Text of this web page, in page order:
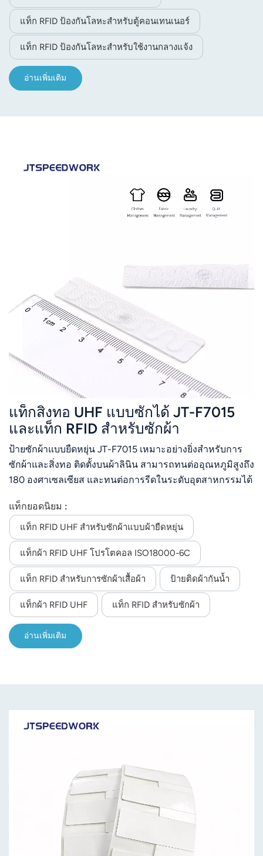
แท็ก RFID ป้องกันโลหะสำหรับตู้คอนเทนเนอร์
แท็ก RFID ป้องกันโลหะสำหรับใช้งานกลางแจ้ง
อ่านเพิ่มเติม
แท็กสิ่งทอ UHF แบบซักได้ JT-F7015
และแท็ก RFID สำหรับซักผ้า
ป้ายซักผ้าแบบยืดหยุ่น JT-F7015 เหมาะอย่างยิ่งสำหรับการ
ซักผ้าและสิ่งทอ ติดตั้งบนผ้าลินิน สามารถทนต่ออุณหภูมิสูงถึง
180 องศาเซลเซียส และทนต่อการรีดในระดับอุตสาหกรรมได้
สม่ำเสมอ และผ่านการทดสอบการเขียน EPC และภูมิภาค
ของผู้ใช้ก่อนออกจากโรงงานแล้ว ป้ายมีความน่าเชื่อถือและ
ประสิทธิภาพที่สม่ำเสมอเป็นอย่างดี 1) การซัก: อุณหภูมิ 90
องศาเซลเซียส, 15 นาที, 200 ครั้ง2) การอบแห้งเบื้องต้นใน
เครื่องแปลง: 180 องศาเซลเซียส, 30 นาที 200 ครั้ง3) การรีด
ผ้า: 180 องศาเซลเซียส, 10 วินาที, 200 ครั้ง4) การฆ่าเชื้อด้วย
อุณหภูมิสูง: 135 องศาเซลเซียส20 นาที
แท็กยอดนิยม :
แท็ก RFID UHF สำหรับซักผ้าแบบผ้ายืดหยุ่น
แท็กผ้า RFID UHF โปรโตคอล ISO18000-6C
แท็ก RFID สำหรับการซักผ้าเสื้อผ้า ป้ายติดผ้ากันน้ำ
แท็กผ้า RFID UHF แท็ก RFID สำหรับซักผ้า
อ่านเพิ่มเติม